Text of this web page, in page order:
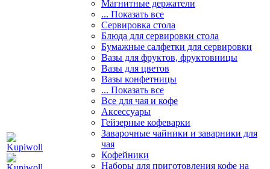
Магнитные держатели
... Показать все
Сервировка стола
Блюда для сервировки стола
Бумажные салфетки для сервировки
Вазы для фруктов, фруктовницы
Вазы для цветов
Вазы конфетницы
... Показать все
Все для чая и кофе
Аксессуары
Гейзерные кофеварки
Заварочные чайники и заварники для
чая
Кофейники
Наборы для приготовления кофе на